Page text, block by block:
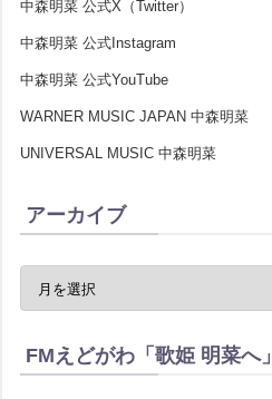
中森明菜 公式X（Twitter）
中森明菜 公式Instagram
中森明菜 公式YouTube
WARNER MUSIC JAPAN 中森明菜
UNIVERSAL MUSIC 中森明菜
アーカイブ
FMえどがわ「歌姫 明菜へ」